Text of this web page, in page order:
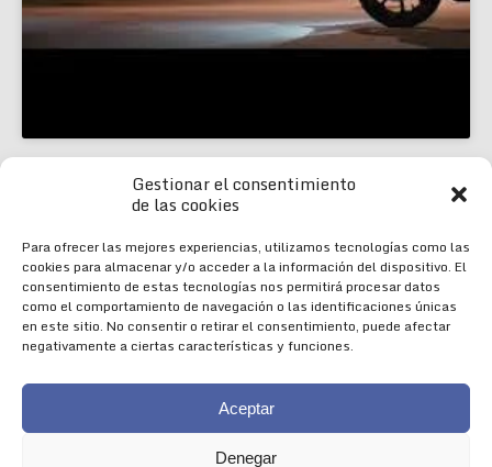
Gestionar el consentimiento
de las cookies
Para ofrecer las mejores experiencias, utilizamos tecnologías como las
cookies para almacenar y/o acceder a la información del dispositivo. El
consentimiento de estas tecnologías nos permitirá procesar datos
como el comportamiento de navegación o las identificaciones únicas
en este sitio. No consentir o retirar el consentimiento, puede afectar
negativamente a ciertas características y funciones.
Aceptar
Denegar
Aviso Legal|